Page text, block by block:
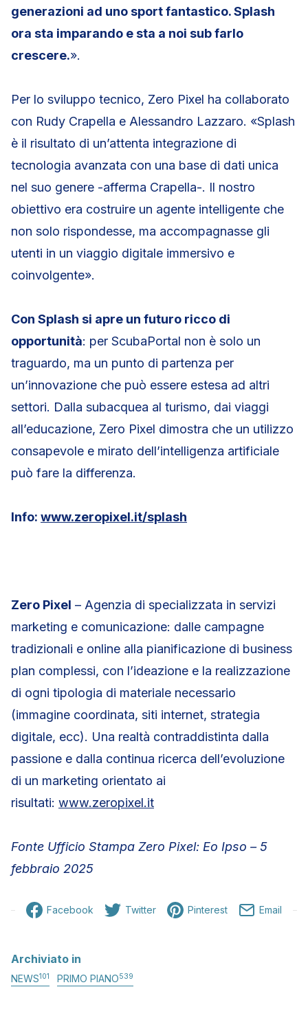
generazioni ad uno sport fantastico. Splash
ora sta imparando e sta a noi sub farlo
crescere.».
Per lo sviluppo tecnico, Zero Pixel ha collaborato
con Rudy Crapella e Alessandro Lazzaro. «Splash
è il risultato di un’attenta integrazione di
tecnologia avanzata con una base di dati unica
nel suo genere -afferma Crapella-. Il nostro
obiettivo era costruire un agente intelligente che
non solo rispondesse, ma accompagnasse gli
utenti in un viaggio digitale immersivo e
coinvolgente».
Con Splash si apre un futuro ricco di
opportunità: per ScubaPortal non è solo un
traguardo, ma un punto di partenza per
un’innovazione che può essere estesa ad altri
settori. Dalla subacquea al turismo, dai viaggi
all’educazione, Zero Pixel dimostra che un utilizzo
consapevole e mirato dell’intelligenza artificiale
può fare la differenza.
Info: www.zeropixel.it/splash
Zero Pixel – Agenzia di specializzata in servizi
marketing e comunicazione: dalle campagne
tradizionali e online alla pianificazione di business
plan complessi, con l’ideazione e la realizzazione
di ogni tipologia di materiale necessario
(immagine coordinata, siti internet, strategia
digitale, ecc). Una realtà contraddistinta dalla
passione e dalla continua ricerca dell’evoluzione
di un marketing orientato ai
risultati: www.zeropixel.it
Fonte Ufficio Stampa Zero Pixel: Eo Ipso – 5
febbraio 2025
Facebook Twitter Pinterest Email
Archiviato in
NEWS101 PRIMO PIANO539